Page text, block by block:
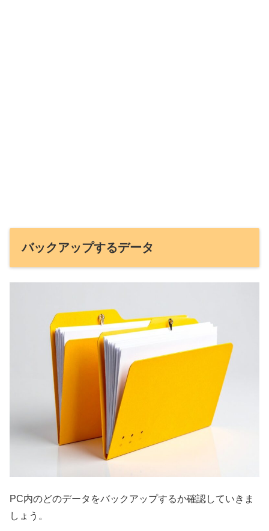
バックアップするデータ
PC内のどのデータをバックアップするか確認していきま
しょう。